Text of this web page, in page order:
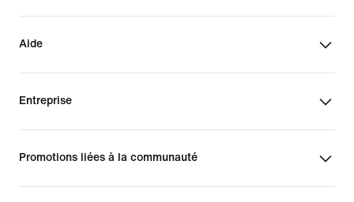
Aide
Entreprise
Promotions liées à la communauté